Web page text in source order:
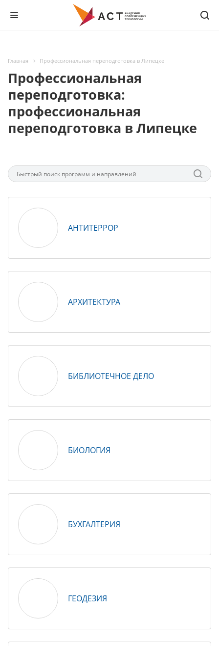
Главная Профессиональная переподготовка в Липецке
Профессиональная
переподготовка:
профессиональная
переподготовка в Липецке
АНТИТЕРРОР
АРХИТЕКТУРА
БИБЛИОТЕЧНОЕ ДЕЛО
БИОЛОГИЯ
БУХГАЛТЕРИЯ
ГЕОДЕЗИЯ